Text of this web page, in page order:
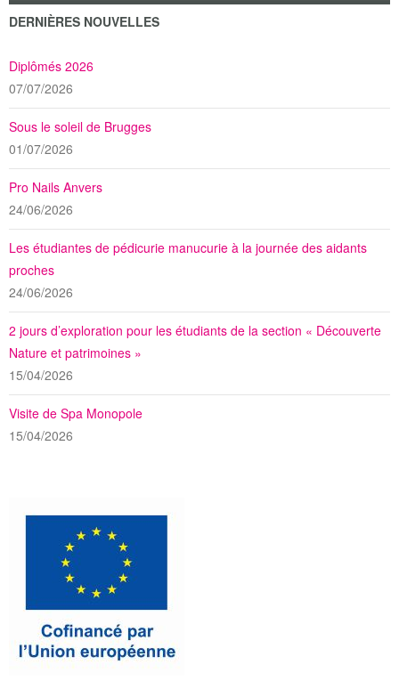
DERNIÈRES NOUVELLES
Diplômés 2026
07/07/2026
Sous le soleil de Brugges
01/07/2026
Pro Nails Anvers
24/06/2026
Les étudiantes de pédicurie manucurie à la journée des aidants
proches
24/06/2026
2 jours d’exploration pour les étudiants de la section « Découverte
Nature et patrimoines »
15/04/2026
Visite de Spa Monopole
15/04/2026